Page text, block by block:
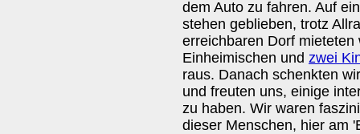
dem Auto zu fahren. Auf
stehen geblieben, trotz
erreichbaren Dorf
Einheimischen und zwei
raus. Danach schenkten
und freuten uns, einige
zu haben. Wir waren
dieser Menschen, hier am